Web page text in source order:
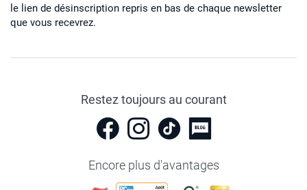
le lien de désinscription repris en bas de chaque newsletter
que vous recevrez.
Restez toujours au courant
Encore plus d'avantages